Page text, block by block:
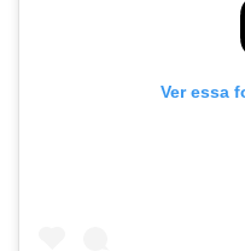
Ver essa